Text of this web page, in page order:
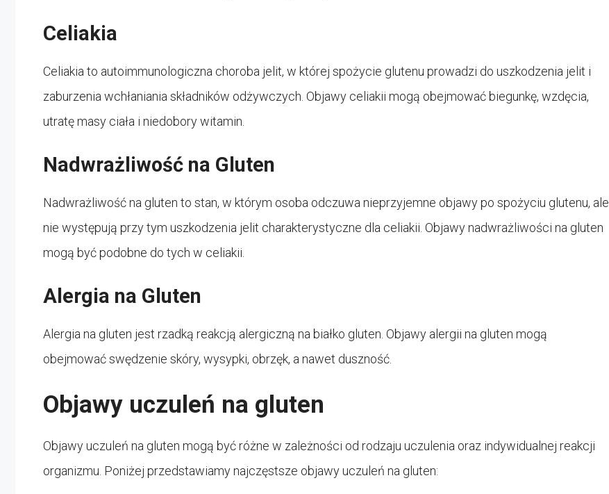
Celiakia
Celiakia to autoimmunologiczna choroba jelit, w której spożycie glutenu prowadzi do uszkodzenia jelit i
zaburzenia wchłaniania składników odżywczych. Objawy celiakii mogą obejmować biegunkę, wzdęcia,
utratę masy ciała i niedobory witamin.
Nadwrażliwość na Gluten
Nadwrażliwość na gluten to stan, w którym osoba odczuwa nieprzyjemne objawy po spożyciu glutenu, ale
nie występują przy tym uszkodzenia jelit charakterystyczne dla celiakii. Objawy nadwrażliwości na gluten
mogą być podobne do tych w celiakii.
Alergia na Gluten
Alergia na gluten jest rzadką reakcją alergiczną na białko gluten. Objawy alergii na gluten mogą
obejmować swędzenie skóry, wysypki, obrzęk, a nawet duszność.
Objawy uczuleń na gluten
Objawy uczuleń na gluten mogą być różne w zależności od rodzaju uczulenia oraz indywidualnej reakcji
organizmu. Poniżej przedstawiamy najczęstsze objawy uczuleń na gluten: